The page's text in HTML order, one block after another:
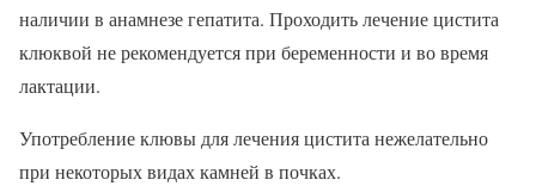
наличии в анамнезе гепатита. Проходить лечение цистита
клюквой не рекомендуется при беременности и во время
лактации.
Употребление клювы для лечения цистита нежелательно
при некоторых видах камней в почках.